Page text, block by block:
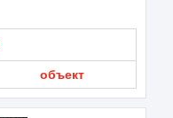
объект